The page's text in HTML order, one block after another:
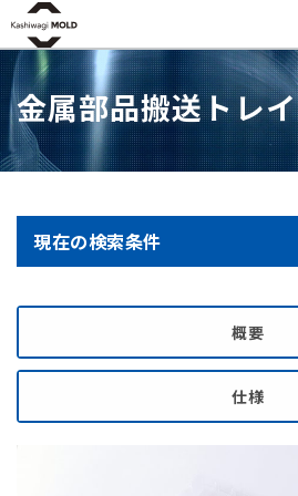
金属部品搬送トレイ
現在の検索条件
概要
仕様